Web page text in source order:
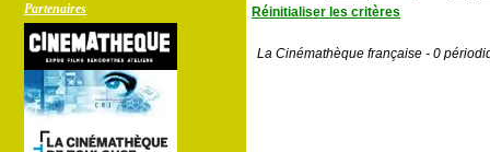
Partenaires
Réinitialiser les critères
La Cinémathèque française - 0